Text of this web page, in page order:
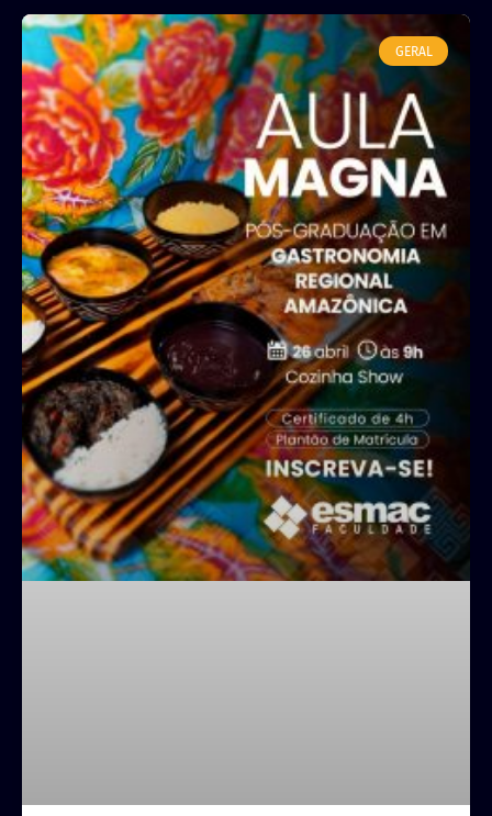
GERAL